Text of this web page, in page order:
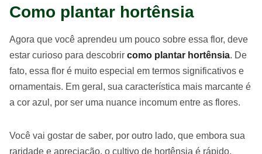
Como plantar hortênsia
Agora que você aprendeu um pouco sobre essa flor, deve
estar curioso para descobrir como plantar hortênsia. De
fato, essa flor é muito especial em termos significativos e
ornamentais. Em geral, sua característica mais marcante é
a cor azul, por ser uma nuance incomum entre as flores.
Você vai gostar de saber, por outro lado, que embora sua
raridade e apreciação, o cultivo de hortênsia é rápido,